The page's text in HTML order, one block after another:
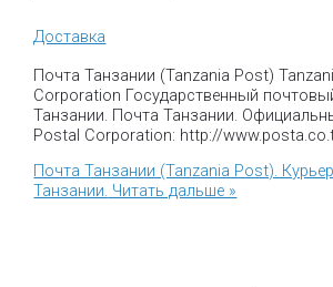
Доставка
Почта Танзании (Tanzania Post)
Corporation Государственный
Танзании. Почта Танзании.
Postal Corporation: http://
Почта Танзании (Tanzania Post).
Танзании. Читать дальше »